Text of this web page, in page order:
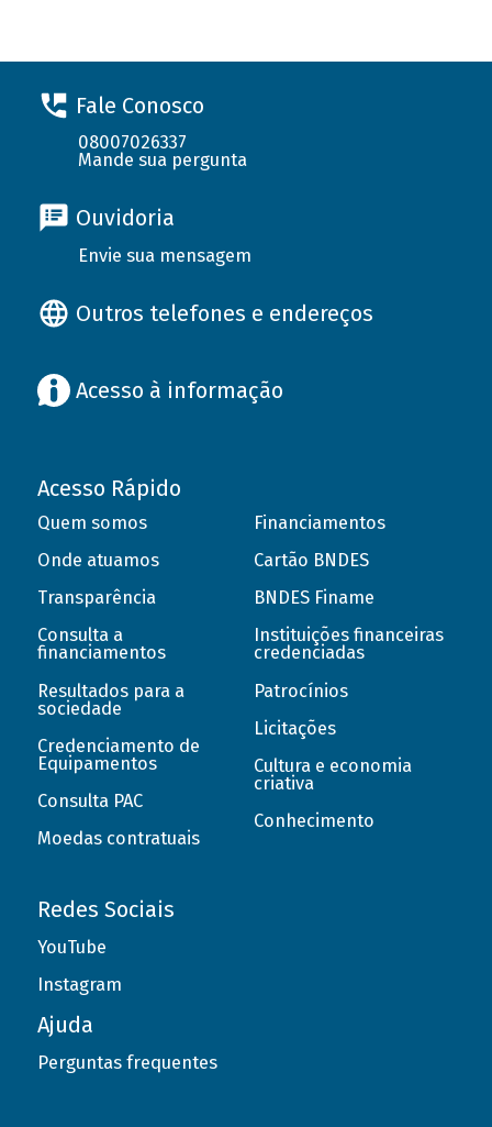
Fale Conosco
08007026337
Mande sua pergunta
Ouvidoria
Envie sua mensagem
Outros telefones e endereços
Acesso à informação
Acesso Rápido
Quem somos
Onde atuamos
Transparência
Consulta a
financiamentos
Resultados para a
sociedade
Credenciamento de
Equipamentos
Consulta PAC
Moedas contratuais
Financiamentos
Cartão BNDES
BNDES Finame
Instituições financeiras
credenciadas
Patrocínios
Licitações
Cultura e economia
criativa
Conhecimento
Redes Sociais
YouTube
Instagram
Ajuda
Perguntas frequentes